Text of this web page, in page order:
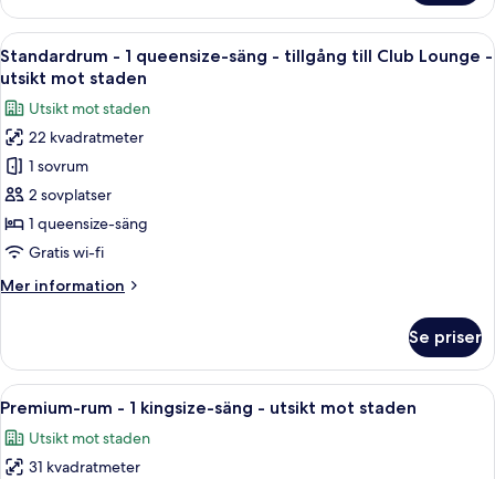
staden
-
queensize-
säng
utsikt
mot
staden
Öppna
alla
foton
för
Standardrum
-
1
queensize-
säng
tillgång
Lounge
-
utsikt
mot
Standardrum - 1 queensize-säng -
17
Standardrum - 1 queensize-säng - tillgång till Club Lounge -
utsikt mot staden
Utsikt mot staden
22 kvadratmeter
1 sovrum
2 sovplatser
1 queensize-säng
Gratis wi-fi
Mer information
Mer
-
queensize-
-
tillgång
Se priser
Öppna
alla
foton
för
Ett hotellrum med en stor säng, ett
7
Premium-rum - 1 kingsize-säng - utsikt mot staden
Utsikt mot staden
31 kvadratmeter